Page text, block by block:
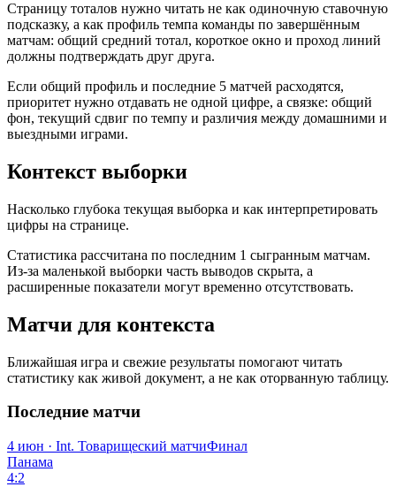
Страницу тоталов нужно читать не как одиночную ставочную
подсказку, а как профиль темпа команды по завершённым
матчам: общий средний тотал, короткое окно и проход линий
должны подтверждать друг друга.
Если общий профиль и последние 5 матчей расходятся,
приоритет нужно отдавать не одной цифре, а связке: общий
фон, текущий сдвиг по темпу и различия между домашними и
выездными играми.
Контекст выборки
Насколько глубока текущая выборка и как интерпретировать
цифры на странице.
Статистика рассчитана по последним 1 сыгранным матчам.
Из-за маленькой выборки часть выводов скрыта, а
расширенные показатели могут временно отсутствовать.
Матчи для контекста
Ближайшая игра и свежие результаты помогают читать
статистику как живой документ, а не как оторванную таблицу.
Последние матчи
4 июн · Int. Товарищеский матчиФинал
Панама
4:2